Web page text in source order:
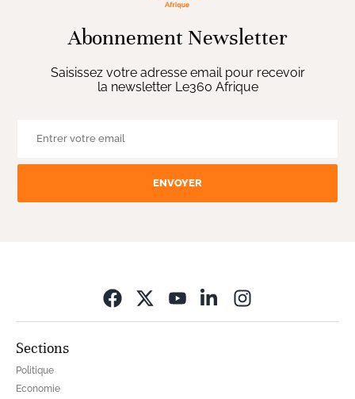
Abonnement Newsletter
Saisissez votre adresse email pour recevoir
la newsletter Le360 Afrique
ENVOYER
Sections
Politique
Economie